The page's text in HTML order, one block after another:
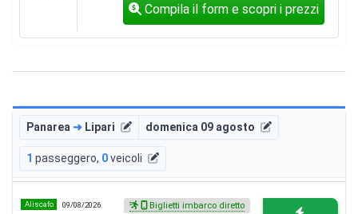
Compila il form e scopri i prezzi
Panarea ➜ Lipari domenica 09 agosto
1 passeggero, 0veicoli
Aliscafo 09/08/2026 Biglietti imbarco diretto